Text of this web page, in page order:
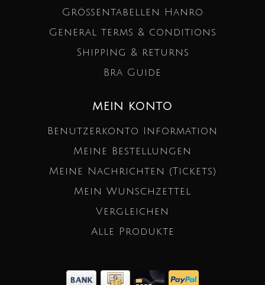
Größentabellen Hanro
General terms & conditions
Shipping & returns
Bra Guide
MEIN KONTO
Benutzerkonto Information
Meine Bestellungen
Meine Nachrichten (Tickets)
Mein Wunschzettel
Vergleichen
Alle Produkte